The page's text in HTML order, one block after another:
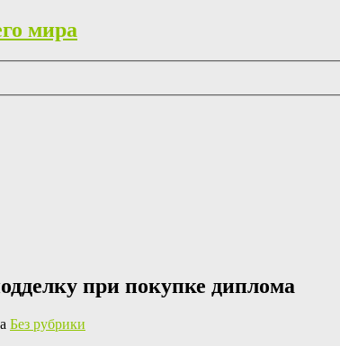
мира
при покупке диплома
Без рубрики